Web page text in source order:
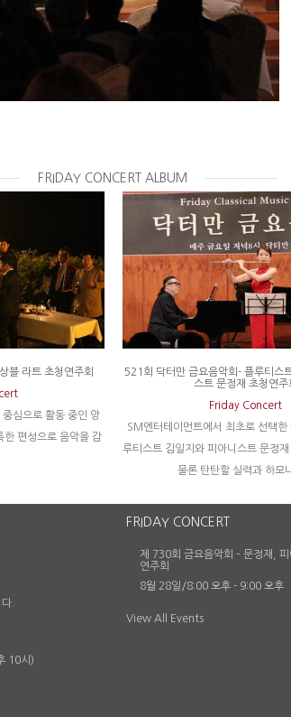
FRIDAY CONCERT ALBUM
블 라트 초청연주회
심으로 활동 중인 앙
한 편성으로 음악을 감
521회 닥터만 금요음악회- 플루티스
스트 문정재 초청연주
Friday Concert
SM엔터테이먼트에서 최초로 선택한
루티스트 김일지와 피아니스트 문정
물론 탄탄할 실력과 하모
.
10시)
FRIDAY CONCERT
제 730회 금요음악회 – 문정재, 피
연주회
8월 28일/8:00 오후 - 9:00 오후
View All Events